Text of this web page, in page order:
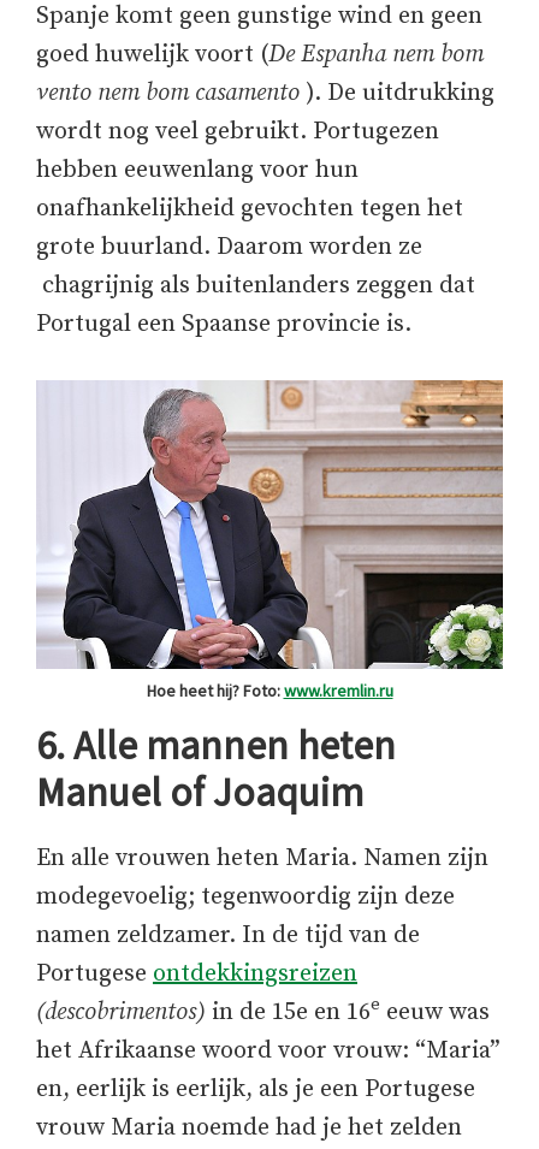
Spanje komt geen gunstige wind en geen
goed huwelijk voort (De Espanha nem bom
vento nem bom casamento ). De uitdrukking
wordt nog veel gebruikt. Portugezen
hebben eeuwenlang voor hun
onafhankelijkheid gevochten tegen het
grote buurland. Daarom worden ze
chagrijnig als buitenlanders zeggen dat
Portugal een Spaanse provincie is.
Hoe heet hij? Foto:www.kremlin.ru
6. Alle mannen heten
Manuel of Joaquim
En alle vrouwen heten Maria. Namen zijn
modegevoelig; tegenwoordig zijn deze
namen zeldzamer. In de tijd van de
Portugese ontdekkingsreizen
(descobrimentos) in de 15e en 16e eeuw was
het Afrikaanse woord voor vrouw: “Maria”
en, eerlijk is eerlijk, als je een Portugese
vrouw Maria noemde had je het zelden